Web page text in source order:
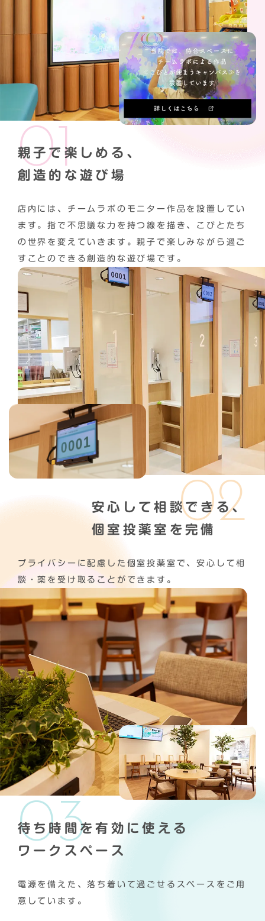
親子で楽しめる、
創造的な遊び場
店内には、チームラボのモニター作品を設置してい
ます。指で不思議な力を持つ線を描き、こびとたち
の世界を変えていきます。親子で楽しみながら過ご
すことのできる創造的な遊び場です。
安心して相談できる、
個室投薬室を完備
プライバシーに配慮した個室投薬室で、安心して相
談・薬を受け取ることができます。
待ち時間を有効に使える
ワークスペース
電源を備えた、落ち着いて過ごせるスペースをご用
意しています。